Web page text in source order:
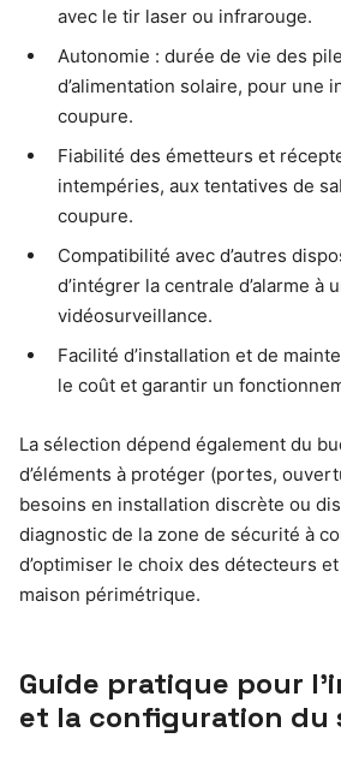
avec le tir laser ou infrarouge.
Autonomie : durée de vie des
d’alimentation solaire, pour une
coupure.
Fiabilité des émetteurs et
intempéries, aux tentatives de
coupure.
Compatibilité avec d’autres
d’intégrer la centrale d’alarme à
vidéosurveillance.
Facilité d’installation et de
le coût et garantir un
La sélection dépend également du
d’éléments à protéger (portes,
besoins en installation discrète ou
diagnostic de la zone de sécurité à
d’optimiser le choix des détecteurs et
maison périmétrique.
Guide pratique pour
et la configuration du